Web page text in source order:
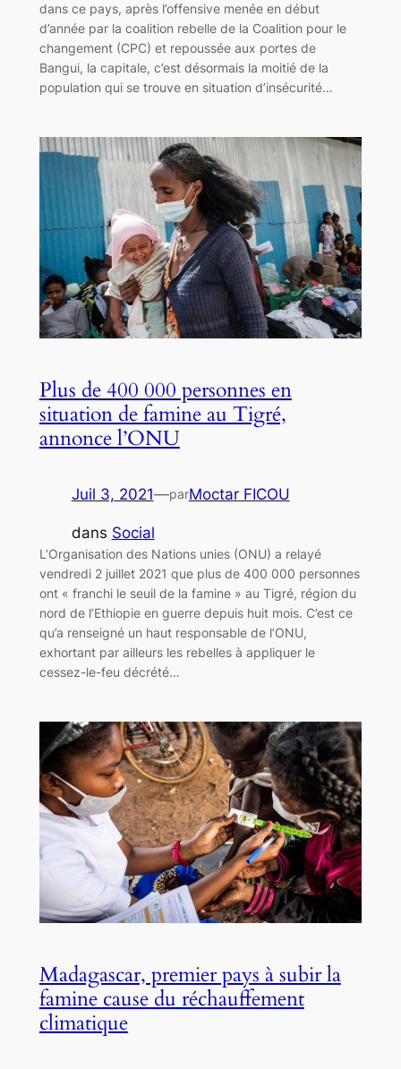
dans ce pays, après l’offensive menée en début
d’année par la coalition rebelle de la Coalition pour le
changement (CPC) et repoussée aux portes de
Bangui, la capitale, c’est désormais la moitié de la
population qui se trouve en situation d’insécurité…
Plus de 400 000 personnes en
situation de famine au Tigré,
annonce l’ONU
Juil 3, 2021—parMoctar FICOU
dans Social
L’Organisation des Nations unies (ONU) a relayé
vendredi 2 juillet 2021 que plus de 400 000 personnes
ont « franchi le seuil de la famine » au Tigré, région du
nord de l’Ethiopie en guerre depuis huit mois. C’est ce
qu’a renseigné un haut responsable de l’ONU,
exhortant par ailleurs les rebelles à appliquer le
cessez-le-feu décrété…
Madagascar, premier pays à subir la
famine cause du réchauffement
climatique